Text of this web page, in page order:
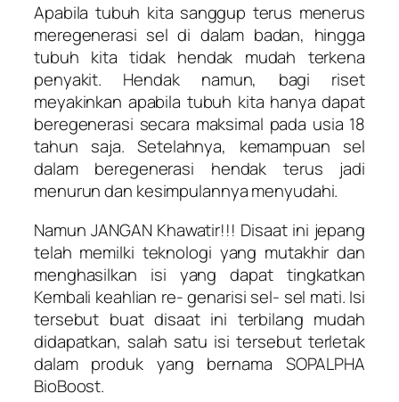
Apabila tubuh kita sanggup terus menerus
meregenerasi sel di dalam badan, hingga
tubuh kita tidak hendak mudah terkena
penyakit. Hendak namun, bagi riset
meyakinkan apabila tubuh kita hanya dapat
beregenerasi secara maksimal pada usia 18
tahun saja. Setelahnya, kemampuan sel
dalam beregenerasi hendak terus jadi
menurun dan kesimpulannya menyudahi.
Namun JANGAN Khawatir!!! Disaat ini jepang
telah memilki teknologi yang mutakhir dan
menghasilkan isi yang dapat tingkatkan
Kembali keahlian re- genarisi sel- sel mati. Isi
tersebut buat disaat ini terbilang mudah
didapatkan, salah satu isi tersebut terletak
dalam produk yang bernama SOPALPHA
BioBoost.